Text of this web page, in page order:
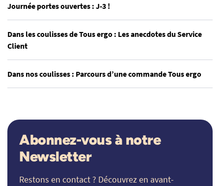
Journée portes ouvertes : J-3 !
Dans les coulisses de Tous ergo : Les anecdotes du Service
Client
Dans nos coulisses : Parcours d’une commande Tous ergo
Abonnez-vous à notre
Newsletter
Restons en contact ? Découvrez en avant-